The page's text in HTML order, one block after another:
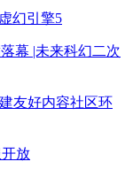
幻引擎5
幕 |未来科幻二次
友好内容社区环
放